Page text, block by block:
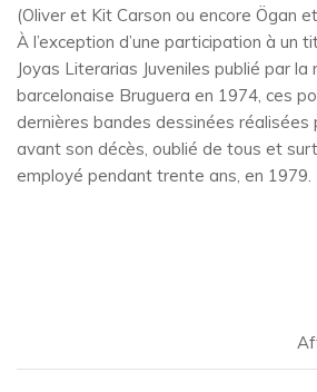
(Oliver et Kit Carson ou encore Ögan
À l’exception d’une participation à un
Joyas Literarias Juveniles publié par la
barcelonaise Bruguera en 1974, ces
dernières bandes dessinées réalisées
avant son décès, oublié de tous et
employé pendant trente ans, en 1979.